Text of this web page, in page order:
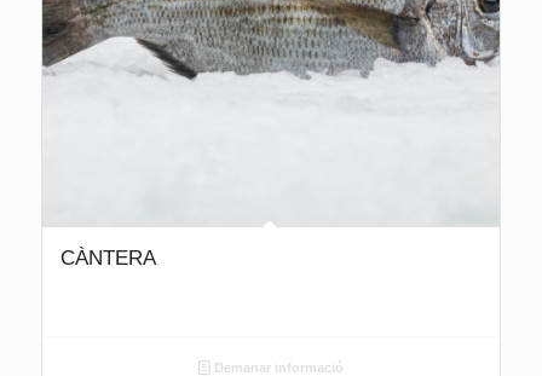
CÀNTERA
Demanar informació